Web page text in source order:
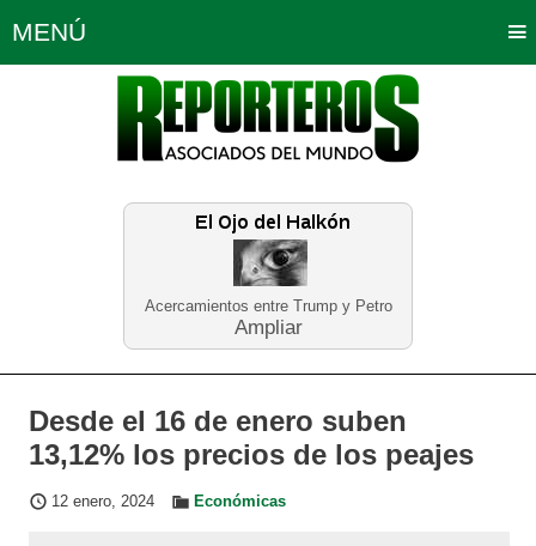
Acercamientos entre Trump y Petro
Ampliar
MENÚ
Política Opinión Bogotá
Planeta Tierra Deportes
Educación Neira
Desde el 16 de enero suben
13,12% los precios de los peajes
12 enero, 2024 Económicas